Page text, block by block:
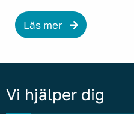
Läs mer
Vi hjälper dig